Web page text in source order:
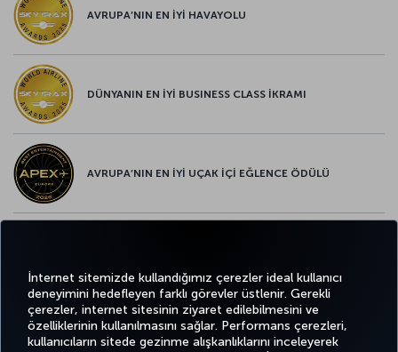
İnternet sitemizde kullandığımız çerezler ideal kullanıcı
deneyimini hedefleyen farklı görevler üstlenir. Gerekli
çerezler, internet sitesinin ziyaret edilebilmesini ve
özelliklerinin kullanılmasını sağlar. Performans çerezleri,
kullanıcıların sitede gezinme alışkanlıklarını inceleyerek
AVRUPA’NIN EN İYİ HAVAYOLU
DÜNYANIN EN İYİ BUSINESS CLASS İKRAMI
AVRUPA’NIN EN İYİ UÇAK İÇİ EĞLENCE ÖDÜLÜ
TwitterFacebook
Instagram
YoutubeLinkedIn
TiktokBlogPinterest